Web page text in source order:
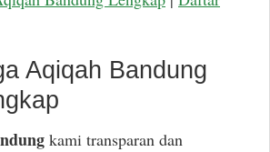
Aqiqah Bandung
kami transparan dan